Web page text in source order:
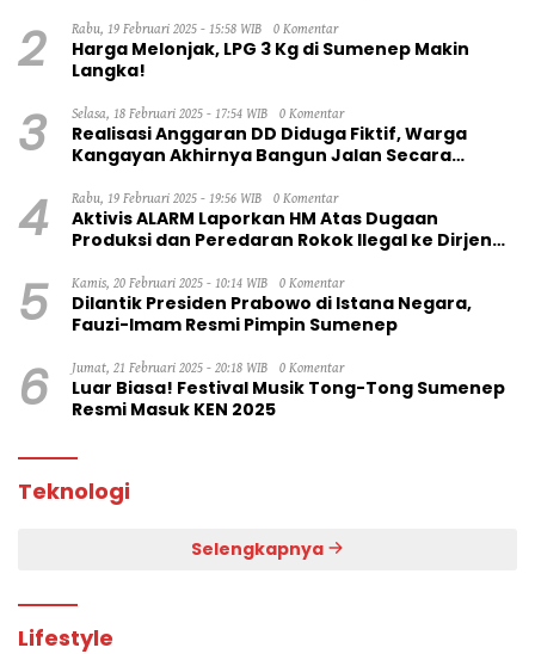
2 Rabu, 19 Februari 2025 - 15:58 WIB 0 Komentar
Harga Melonjak, LPG 3 Kg di Sumenep Makin
Langka!
3 Selasa, 18 Februari 2025 - 17:54 WIB 0 Komentar
Realisasi Anggaran DD Diduga Fiktif, Warga
Kangayan Akhirnya Bangun Jalan Secara
4 Rabu, 19 Februari 2025 - 19:56 WIB 0 Komentar
Aktivis ALARM Laporkan HM Atas Dugaan
Produksi dan Peredaran Rokok Ilegal ke Dirjen
5 Kamis, 20 Februari 2025 - 10:14 WIB 0 Komentar
Dilantik Presiden Prabowo di Istana Negara,
Fauzi-Imam Resmi Pimpin Sumenep
6 Jumat, 21 Februari 2025 - 20:18 WIB 0 Komentar
Luar Biasa! Festival Musik Tong-Tong Sumenep
Resmi Masuk KEN 2025
Teknologi
Selengkapnya
Lifestyle